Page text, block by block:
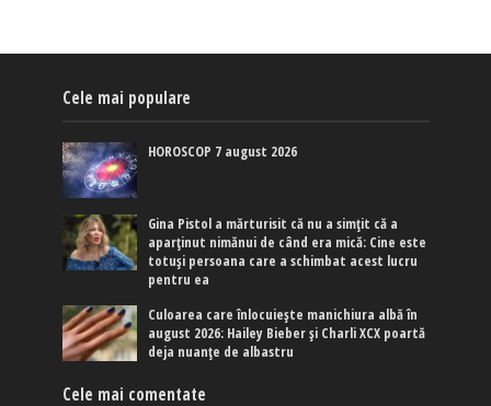
Cele mai populare
HOROSCOP 7 august 2026
Gina Pistol a mărturisit că nu a simțit că a
aparținut nimănui de când era mică: Cine este
totuși persoana care a schimbat acest lucru
pentru ea
Culoarea care înlocuiește manichiura albă în
august 2026: Hailey Bieber și Charli XCX poartă
deja nuanțe de albastru
Cele mai comentate